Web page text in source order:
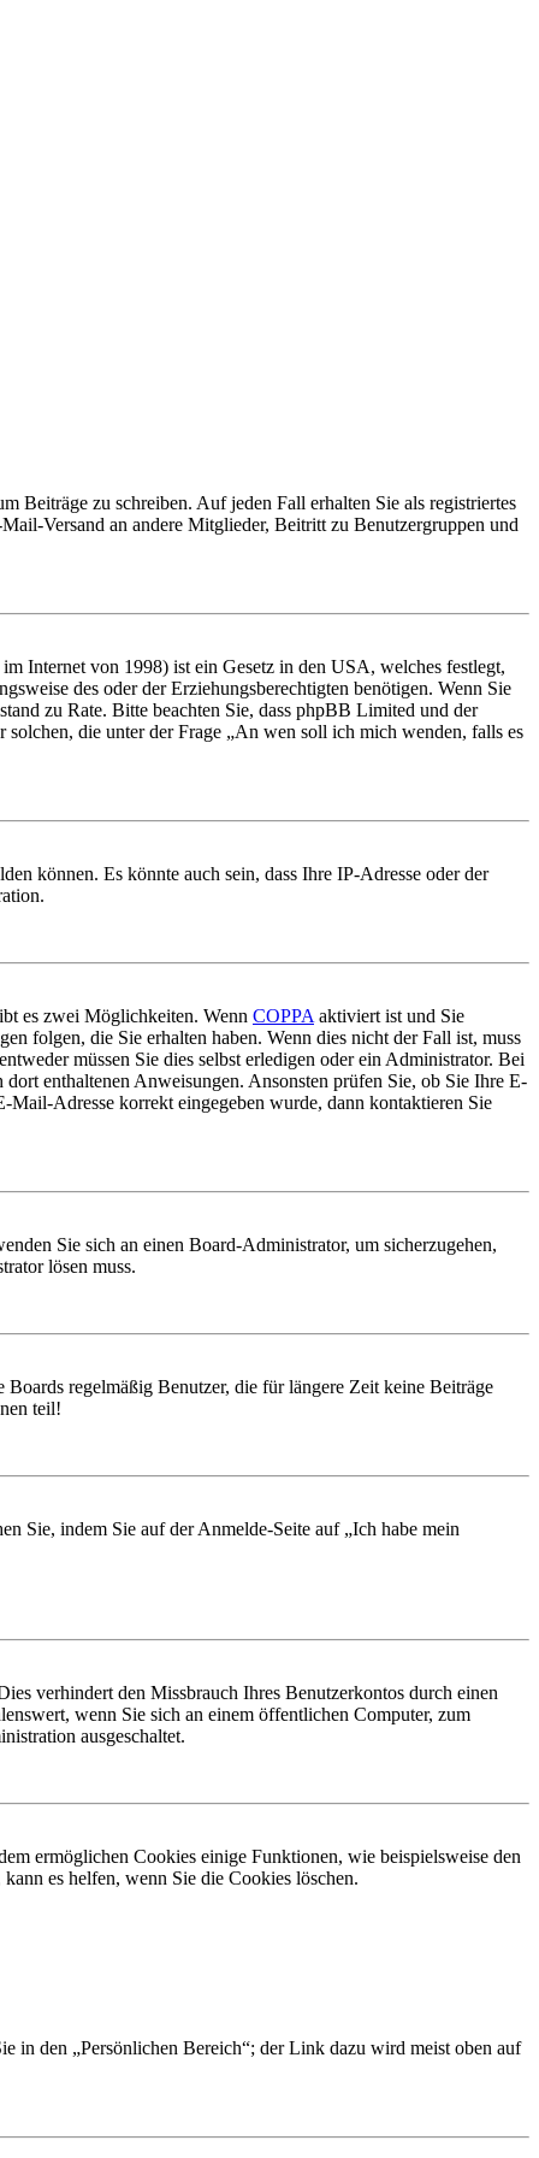
Beiträge zu schreiben. Auf jeden Fall erhalten Sie als registriertes
Versand an andere Mitglieder, Beitritt zu Benutzergruppen und
Internet von 1998) ist ein Gesetz in den USA, welches festlegt,
des oder der Erziehungsberechtigten benötigen. Wenn Sie
zu Rate. Bitte beachten Sie, dass phpBB Limited und der
die unter der Frage „An wen soll ich mich wenden, falls es
können. Es könnte auch sein, dass Ihre IP-Adresse oder der
es zwei Möglichkeiten. Wenn COPPA aktiviert ist und Sie
folgen, die Sie erhalten haben. Wenn dies nicht der Fall ist, muss
müssen Sie dies selbst erledigen oder ein Administrator. Bei
enthaltenen Anweisungen. Ansonsten prüfen Sie, ob Sie Ihre E-
Adresse korrekt eingegeben wurde, dann kontaktieren Sie
Sie sich an einen Board-Administrator, um sicherzugehen,
lösen muss.
regelmäßig Benutzer, die für längere Zeit keine Beiträge
teil!
Sie, indem Sie auf der Anmelde-Seite auf „Ich habe mein
verhindert den Missbrauch Ihres Benutzerkontos durch einen
wenn Sie sich an einem öffentlichen Computer, zum
ausgeschaltet.
ermöglichen Cookies einige Funktionen, wie beispielsweise den
es helfen, wenn Sie die Cookies löschen.
in den „Persönlichen Bereich“; der Link dazu wird meist oben auf